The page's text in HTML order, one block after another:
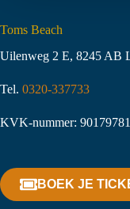
Toms Beach
Uilenweg 2 E, 8245 AB
Tel. 0320-337733
KVK-nummer: 90179781
BOEK JE